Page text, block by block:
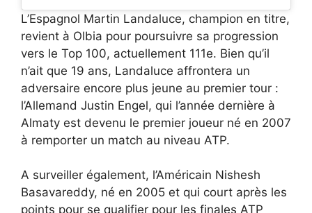
L’Espagnol Martin Landaluce, champion en titre,
revient à Olbia pour poursuivre sa progression
vers le Top 100, actuellement 111e. Bien qu’il
n’ait que 19 ans, Landaluce affrontera un
adversaire encore plus jeune au premier tour :
l’Allemand Justin Engel, qui l’année dernière à
Almaty est devenu le premier joueur né en 2007
à remporter un match au niveau ATP.
A surveiller également, l’Américain Nishesh
Basavareddy, né en 2005 et qui court après les
points pour se qualifier pour les finales ATP